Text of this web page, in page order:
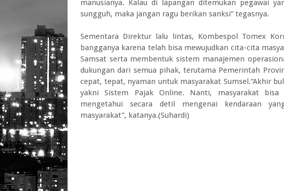
manusianya. Kalau di lapangan ditemukan pegawai
sungguh, maka jangan ragu berikan sanksi” tegasnya.
Sementara Direktur lalu lintas, Kombespol Tomex
bangganya karena telah bisa mewujudkan cita-cita
Samsat serta membentuk sistem manajemen
dukungan dari semua pihak, terutama Pemerintah
cepat, tepat, nyaman untuk masyarakat Sumsel.“Akhir
yakni Sistem Pajak Online. Nanti, masyarakat
mengetahui secara detil mengenai kendaraan
masyarakat”, katanya.(Suhardi)